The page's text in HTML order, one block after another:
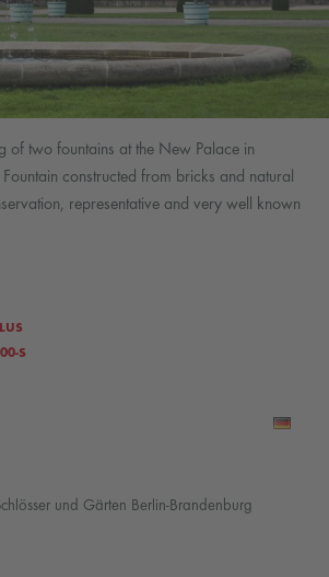
of two fountains at the New Palace in
Fountain constructed from bricks and natural
representative and very well known
S
und Gärten Berlin-Brandenburg